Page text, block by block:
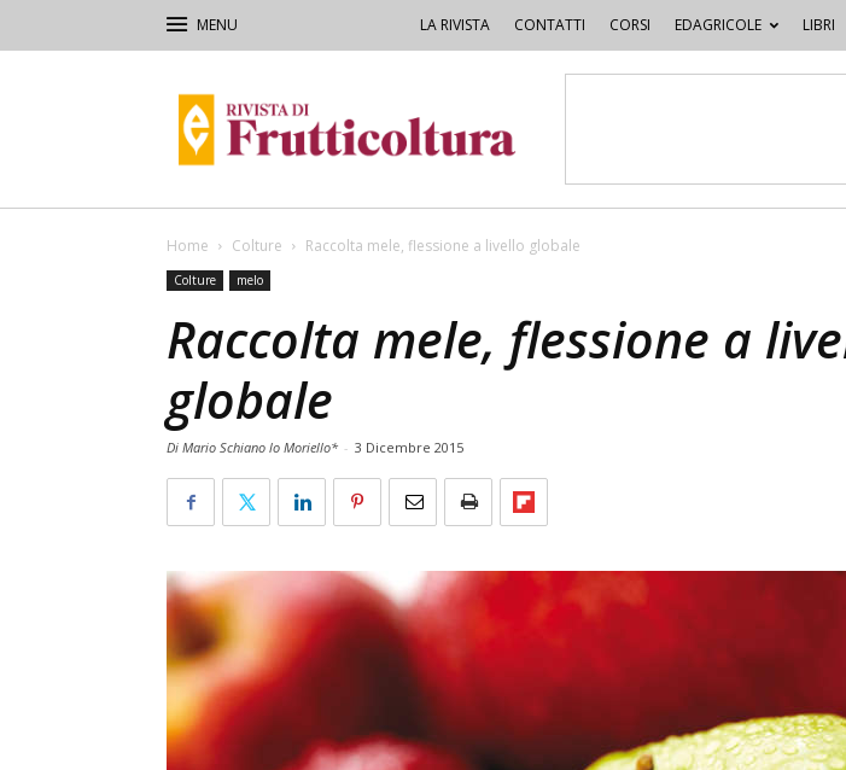
LA RIVISTA CONTATTI CORSI EDAGRICOLE LIBRI
di
Frutticoltura
Home Colture Raccolta mele, flessione a livello globale
Colture melo
Raccolta mele, flessione a
globale
Di Mario Schiano lo Moriello* - 3 Dicembre 2015